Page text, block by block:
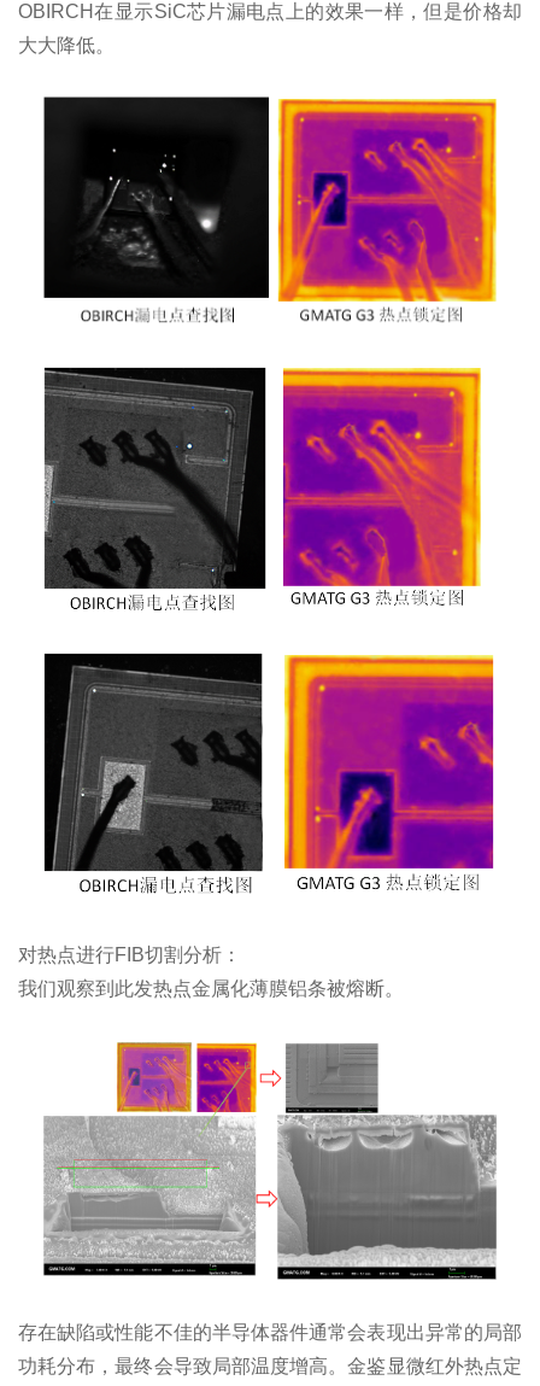
OBIRCH在显示SiC芯片漏电点上的效果一样，但是价格却
大大降低。
对热点进行FIB切割分析：
我们观察到此发热点金属化薄膜铝条被熔断。
存在缺陷或性能不佳的半导体器件通常会表现出异常的局部
功耗分布，最终会导致局部温度增高。金鉴显微红外热点定